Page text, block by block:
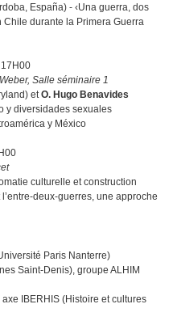
España) - ‹Una guerra, dos
durante la Primera Guerra
Salle séminaire 1
etO. Hugo Benavides
y diversidades sexuales
y México
culturelle et construction
deux-guerres, une approche
Paris Nanterre)
Saint-Denis), groupe ALHIM
IBERHIS (Histoire et cultures